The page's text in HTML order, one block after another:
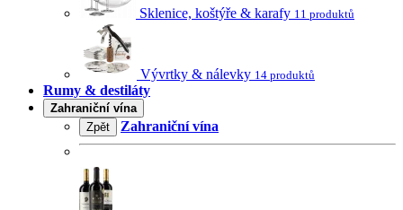
Sklenice, koštýře & karafy 11 produktů
Vývrtky & nálevky 14 produktů
Rumy & destiláty
Zahraniční vína
Zpět
Zahraniční vína